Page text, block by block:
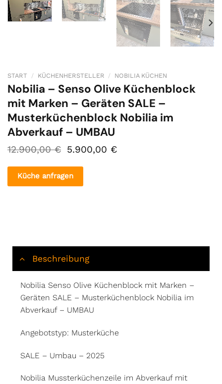
START / KÜCHENHERSTELLER / NOBILIA KÜCHEN
Nobilia – Senso Olive Küchenblock
mit Marken – Geräten SALE –
Musterküchenblock Nobilia im
Abverkauf – UMBAU
12.900,00€ Ursprünglicher
war:
12.900,00 €
5.900,00 €Aktueller
Küche anfragen
Beschreibung
Nobilia Senso Olive Küchenblock mit Marken –
Geräten SALE – Musterküchenblock Nobilia im
Abverkauf – UMBAU
Angebotstyp: Musterküche
SALE – Umbau – 2025
Nobilia Mussterküchenzeile im Abverkauf mit